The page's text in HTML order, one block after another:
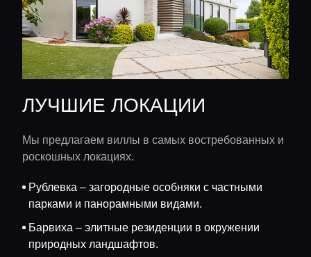
ЛУЧШИЕ ЛОКАЦИИ
Мы предлагаем виллы в самых востребованных и
роскошных локациях.
Рублевка – загородные особняки с частными
парками и панорамными видами.
Барвиха – элитные резиденции в окружении
природных ландшафтов.